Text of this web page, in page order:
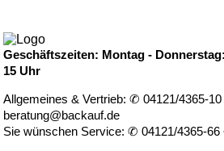
Geschäftszeiten: ­ Montag -
15 Uhr
Allgemeines & Vertrieb: ­✆ 04121/4365-10
beratung@backauf.de
Sie wünschen Service: ­✆ 04121/4365-66